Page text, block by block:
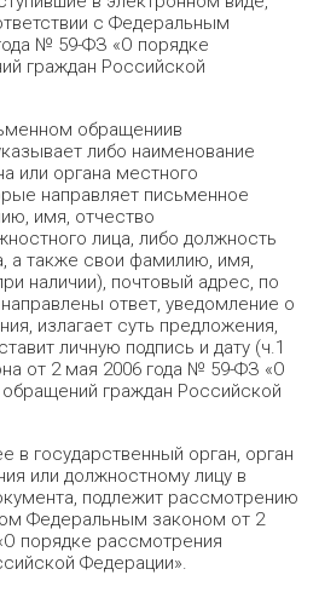
с Федеральным
№ 59-ФЗ «О порядке
граждан Российской
обращениив
либо наименование
или органа местного
направляет письменное
имя, отчество
лица, либо должность
а также свои фамилию, имя,
наличии), почтовый адрес, по
ответ, уведомление о
излагает суть предложения,
личную подпись и дату (ч.1
от 2 мая 2006 года № 59-ФЗ «О
граждан Российской
в государственный орган, орган
или должностному лицу в
подлежит рассмотрению
Федеральным законом от 2
порядке рассмотрения
Федерации».